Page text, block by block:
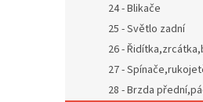
24 - Blikače
25 - Světlo zadní
26 -
27 -
28 - Brzda